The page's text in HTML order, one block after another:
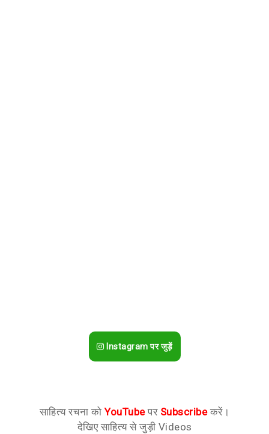
Instagram पर जुड़ें
साहित्य रचना कोYouTubeपर Subscribeकरें।
देखिए साहित्य से जुड़ी Videos